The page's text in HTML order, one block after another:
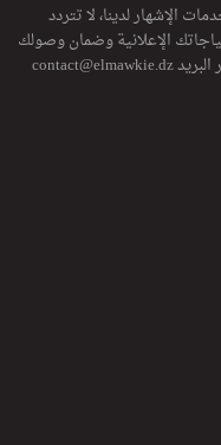
الإشهار لدينا، لا تتردد
الإعلانية وضمان وصولك
contact@elmawkie.dz